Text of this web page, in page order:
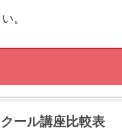
。
ール講座比較表